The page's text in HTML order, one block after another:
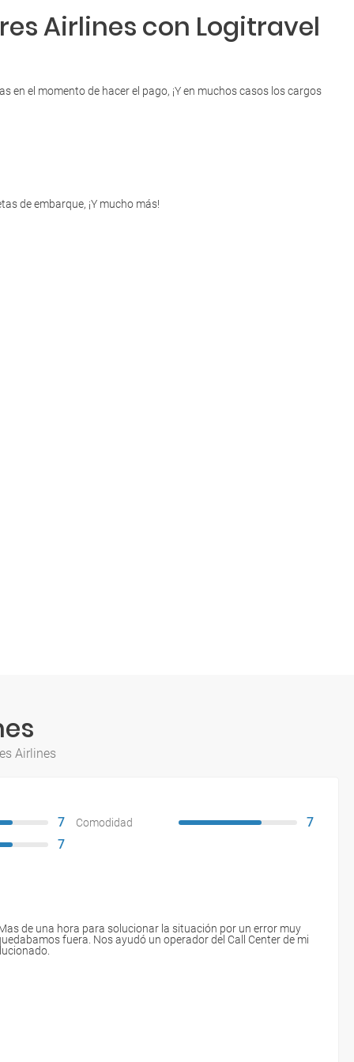
Airlines con Logitravel
en el momento de hacer el pago, ¡Y en muchos casos los cargos
de embarque, ¡Y mucho más!
Airlines
7 Comodidad
7
7
de una hora para solucionar la situación por un error muy
fuera. Nos ayudó un operador del Call Center de mi